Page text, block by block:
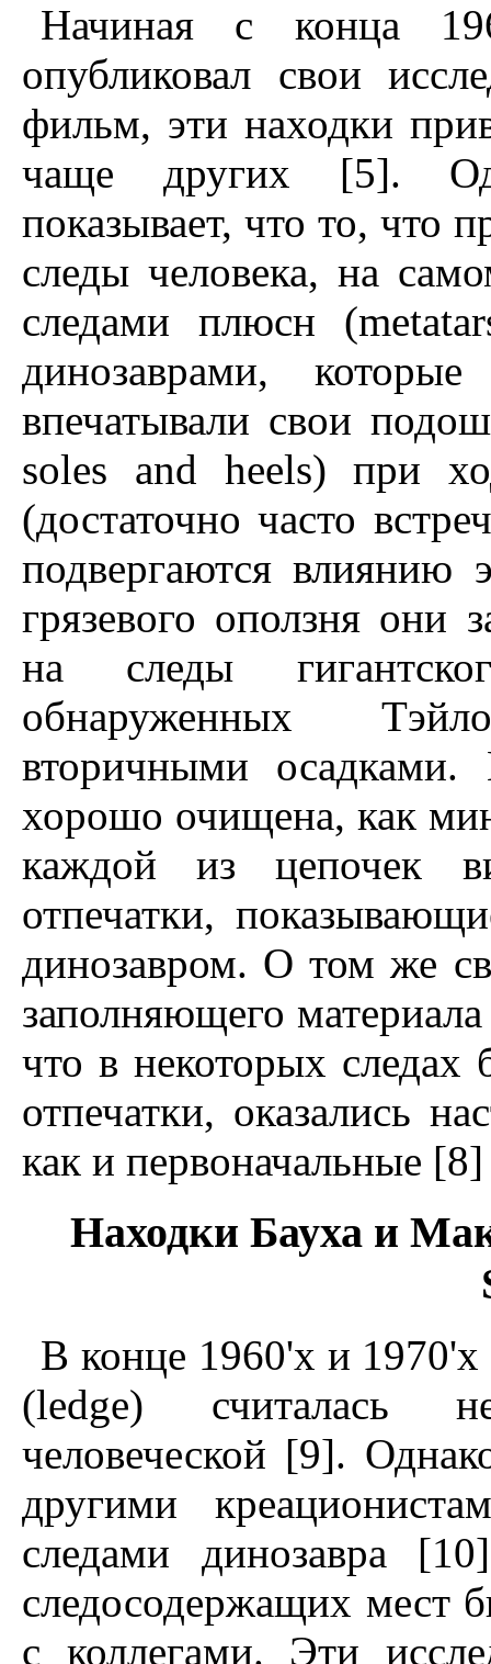
Hачиная с конца
опубликовал свои
фильм, эти находки
чаще других [5].
показывает, что то, что
следы человека, на
следами плюсн
динозаврами,
впечатывали свои
soles and heels) при
(достаточно часто
подвергаются влиянию
грязевого оползня они
на следы
обнаруженных
вторичными осадками.
хорошо очищена, как
каждой из цепочек
отпечатки,
динозавром. О том же
заполняющего
что в некоторых следах
отпечатки, оказались
как и первоначальные
Hаходки Бауха и
В конце 1960'х и 1970'х
(ledge) считалась
человеческой [9].
другими
следами динозавра
следосодержащих мест
с коллегами. Эти